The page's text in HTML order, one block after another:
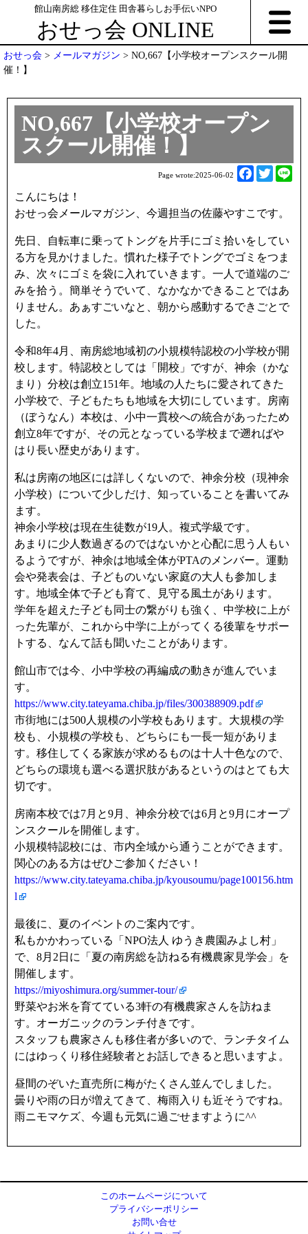
館山南房総 移住定住 田舎暮らしお手伝いNPO
おせっ会 ONLINE
おせっ会 > メールマガジン > NO,667【小学校オープンスクール開
催！】
NO,667【小学校オープン
スクール開催！】
Page wrote:2025-06-02
F
b
o
o
k
T
i
t
e
r
こんにちは！
おせっ会メールマガジン、今週担当の佐藤やすこです。
先日、自転車に乗ってトングを片手にゴミ拾いをしてい
る方を見かけました。慣れた様子でトングでゴミをつま
み、次々にゴミを袋に入れていきます。一人で道端のご
みを拾う。簡単そうでいて、なかなかできることではあ
りません。あぁすごいなと、朝から感動するできごとで
した。
令和8年4月、南房総地域初の小規模特認校の小学校が開
校します。特認校としては「開校」ですが、神余（かな
まり）分校は創立151年。地域の人たちに愛されてきた
小学校で、子どもたちも地域を大切にしています。房南
（ぼうなん）本校は、小中一貫校への統合があったため
創立8年ですが、その元となっている学校まで遡ればや
はり長い歴史があります。
私は房南の地区には詳しくないので、神余分校（現神余
小学校）について少しだけ、知っていることを書いてみ
ます。
神余小学校は現在生徒数が19人。複式学級です。
あまりに少人数過ぎるのではないかと心配に思う人もい
るようですが、神余は地域全体がPTAのメンバー。運動
会や発表会は、子どものいない家庭の大人も参加しま
す。地域全体で子ども育て、見守る風土があります。
学年を超えた子ども同士の繋がりも強く、中学校に上が
った先輩が、これから中学に上がってくる後輩をサポー
トする、なんて話も聞いたことがあります。
館山市では今、小中学校の再編成の動きが進んでいま
す。
https://www.city.tateyama.chiba.jp/files/300388909.pdf
市街地には500人規模の小学校もあります。大規模の学
校も、小規模の学校も、どちらにも一長一短がありま
す。移住してくる家族が求めるものは十人十色なので、
どちらの環境も選べる選択肢があるというのはとても大
切です。
房南本校では7月と9月、神余分校では6月と9月にオープ
ンスクールを開催します。
小規模特認校には、市内全域から通うことができます。
関心のある方はぜひご参加ください！
https://www.city.tateyama.chiba.jp/kyousoumu/page100156.htm
l
最後に、夏のイベントのご案内です。
私もかかわっている「NPO法人 ゆうき農園みよし村」
で、8月2日に「夏の南房総を訪ねる有機農家見学会」を
開催します。
https://miyoshimura.org/summer-tour/
野菜やお米を育てている3軒の有機農家さんを訪ねま
す。オーガニックのランチ付きです。
スタッフも農家さんも移住者が多いので、ランチタイム
にはゆっくり移住経験者とお話しできると思いますよ。
昼間のぞいた直売所に梅がたくさん並んでしました。
曇りや雨の日が増えてきて、梅雨入りも近そうですね。
雨ニモマケズ、今週も元気に過ごせますように^^
このホームページについて
プライバシーポリシー
お問い合せ